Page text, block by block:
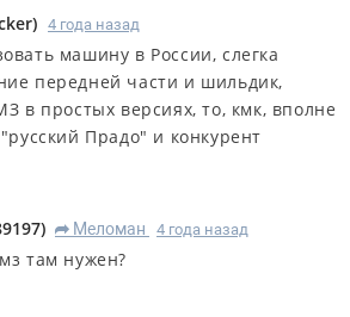
) 4 года назад
машину в России, слегка
передней части и шильдик,
в простых версиях, то, кмк, вполне
Прадо" и конкурент
) R Меломан 4 года назад
там нужен?